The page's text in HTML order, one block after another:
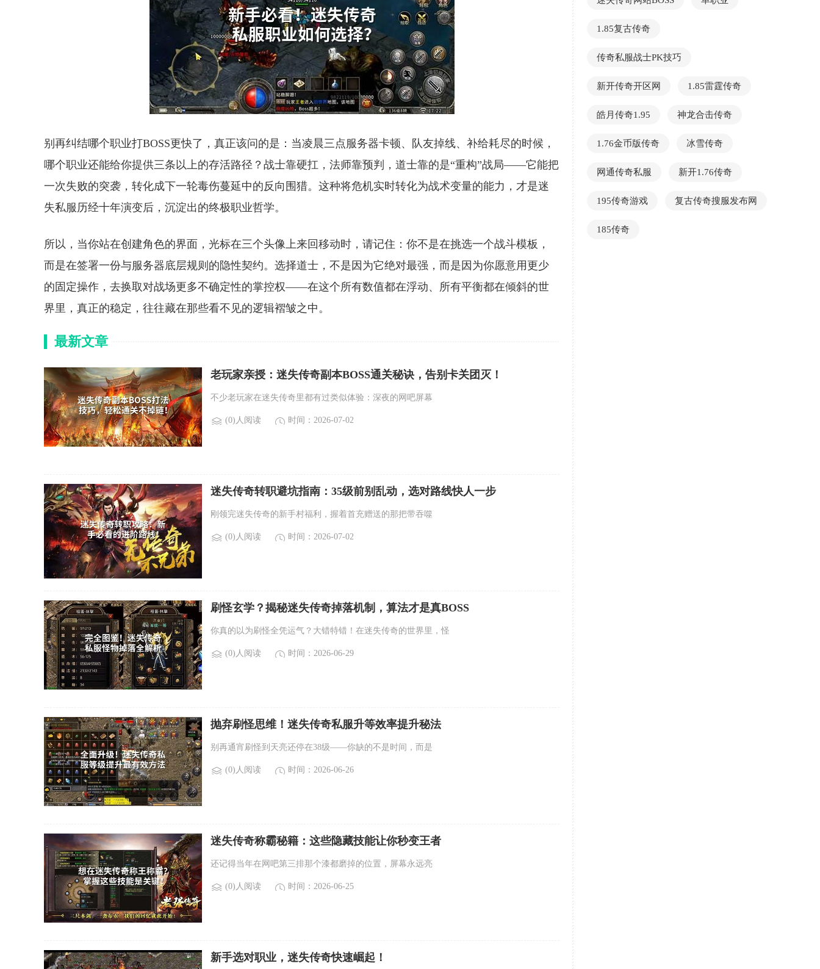
别再纠结哪个职业打BOSS更快了，真正该问的是：当凌晨三点服务器卡顿、队友掉线、补给耗尽的时候，
哪个职业还能给你提供三条以上的存活路径？战士靠硬扛，法师靠预判，道士靠的是“重构”战局——它能把
一次失败的突袭，转化成下一轮毒伤蔓延中的反向围猎。这种将危机实时转化为战术变量的能力，才是迷
失私服历经十年演变后，沉淀出的终极职业哲学。
所以，当你站在创建角色的界面，光标在三个头像上来回移动时，请记住：你不是在挑选一个战斗模板，
而是在签署一份与服务器底层规则的隐性契约。选择道士，不是因为它绝对最强，而是因为你愿意用更少
的固定操作，去换取对战场更多不确定性的掌控权——在这个所有数值都在浮动、所有平衡都在倾斜的世
界里，真正的稳定，往往藏在那些看不见的逻辑褶皱之中。
最新文章
老玩家亲授：迷失传奇副本BOSS通关秘诀，告别卡关团灭！
不少老玩家在迷失传奇里都有过类似体验：深夜的网吧屏幕
(0)人阅读 时间：2026-07-02
迷失传奇转职避坑指南：35级前别乱动，选对路线快人一步
刚领完迷失传奇的新手村福利，握着首充赠送的那把带吞噬
(0)人阅读 时间：2026-07-02
刷怪玄学？揭秘迷失传奇掉落机制，算法才是真BOSS
你真的以为刷怪全凭运气？大错特错！在迷失传奇的世界里，怪
(0)人阅读 时间：2026-06-29
抛弃刷怪思维！迷失传奇私服升等效率提升秘法
别再通宵刷怪到天亮还停在38级——你缺的不是时间，而是
(0)人阅读 时间：2026-06-26
迷失传奇称霸秘籍：这些隐藏技能让你秒变王者
还记得当年在网吧第三排那个漆都磨掉的位置，屏幕永远亮
(0)人阅读 时间：2026-06-25
新手选对职业，迷失传奇快速崛起！
1.85复古传奇
传奇私服战士PK技巧
新开传奇开区网 1.85雷霆传奇
皓月传奇1.95 神龙合击传奇
1.76金币版传奇 冰雪传奇
网通传奇私服 新开1.76传奇
195传奇游戏 复古传奇搜服发布网
185传奇